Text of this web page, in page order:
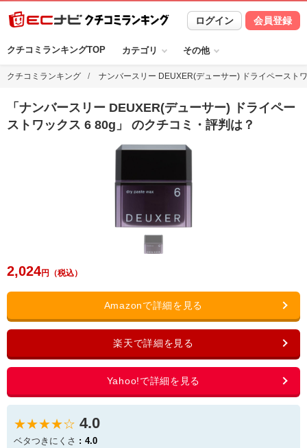
ログイン 会員登録
クチコミランキングTOP カテゴリ その他
クチコミランキング ナンバースリー DEUXER(デューサー) ドライペースト
「 ナンバースリー DEUXER(デューサー) ドライペー
ストワックス 6 80g 」 のクチコミ・評判は？
2,024
★★★★☆ 4.0
ベタつきにくさ
4.0